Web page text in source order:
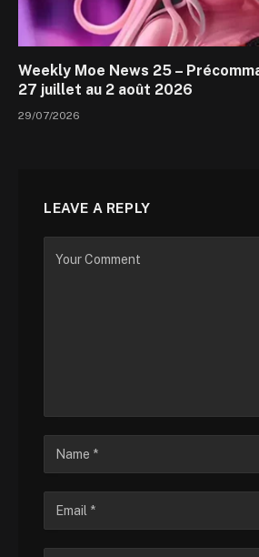
Weekly Moe News 25 –
27 juillet au 2 août 2026
29/07/2026
LEAVE A REPLY